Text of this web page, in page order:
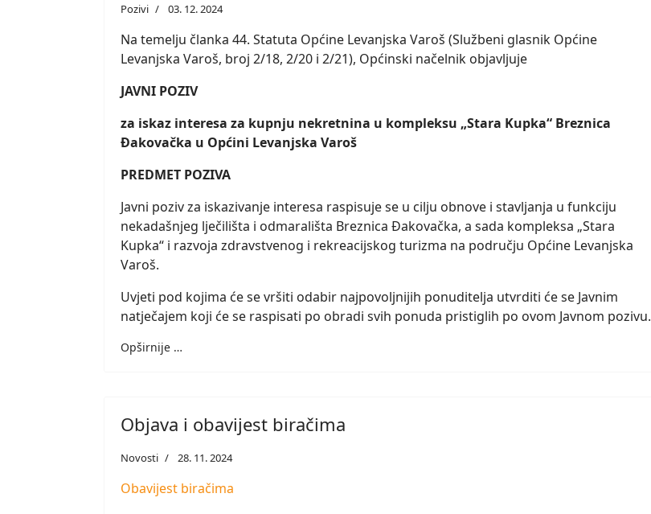
Pozivi 03. 12. 2024
Na temelju članka 44. Statuta Općine Levanjska Varoš (Službeni glasnik Općine
Levanjska Varoš, broj 2/18, 2/20 i 2/21), Općinski načelnik objavljuje
JAVNI POZIV
za iskaz interesa za kupnju nekretnina u kompleksu „Stara Kupka“ Breznica
Đakovačka u Općini Levanjska Varoš
PREDMET POZIVA
Javni poziv za iskazivanje interesa raspisuje se u cilju obnove i stavljanja u funkciju
nekadašnjeg lječilišta i odmarališta Breznica Đakovačka, a sada kompleksa „Stara
Kupka“ i razvoja zdravstvenog i rekreacijskog turizma na području Općine Levanjska
Varoš.
Uvjeti pod kojima će se vršiti odabir najpovoljnijih ponuditelja utvrditi će se Javnim
natječajem koji će se raspisati po obradi svih ponuda pristiglih po ovom Javnom pozivu.
Opširnije …
Objava i obavijest biračima
Novosti 28. 11. 2024
Obavijest biračima